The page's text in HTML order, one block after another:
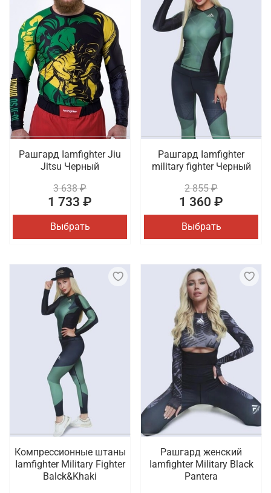
Рашгард Iamfighter Jiu
Jitsu Черный
3 638 ₽
1 733 ₽
Выбрать
Рашгард Iamfighter
military fighter Черный
2 855 ₽
1 360 ₽
Выбрать
Компрессионные штаны
Iamfighter Military Fighter
Balck&Khaki
Рашгард женский
Iamfighter Military Black
Pantera